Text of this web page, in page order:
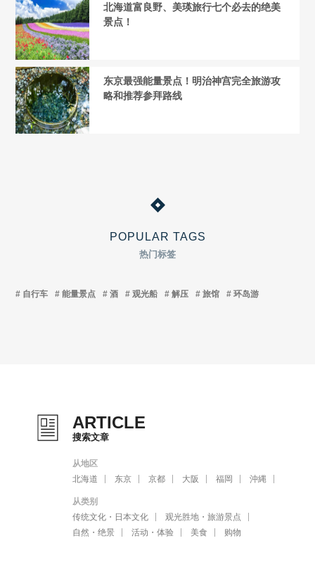
POPULAR TAGS
热门标签
自行车 能量景点 酒 观光船 解压 旅馆 环岛游
北海道富良野、美瑛旅行七个必去的绝美
景点！
东京最强能量景点！明治神宫完全旅游攻
略和推荐参拜路线
ARTICLE
搜索文章
从地区
北海道
东京 京都 大阪 福岡 沖縄
从类别
传统文化・日本文化
观光胜地・旅游景点
自然・绝景
活动・体验 美食 购物